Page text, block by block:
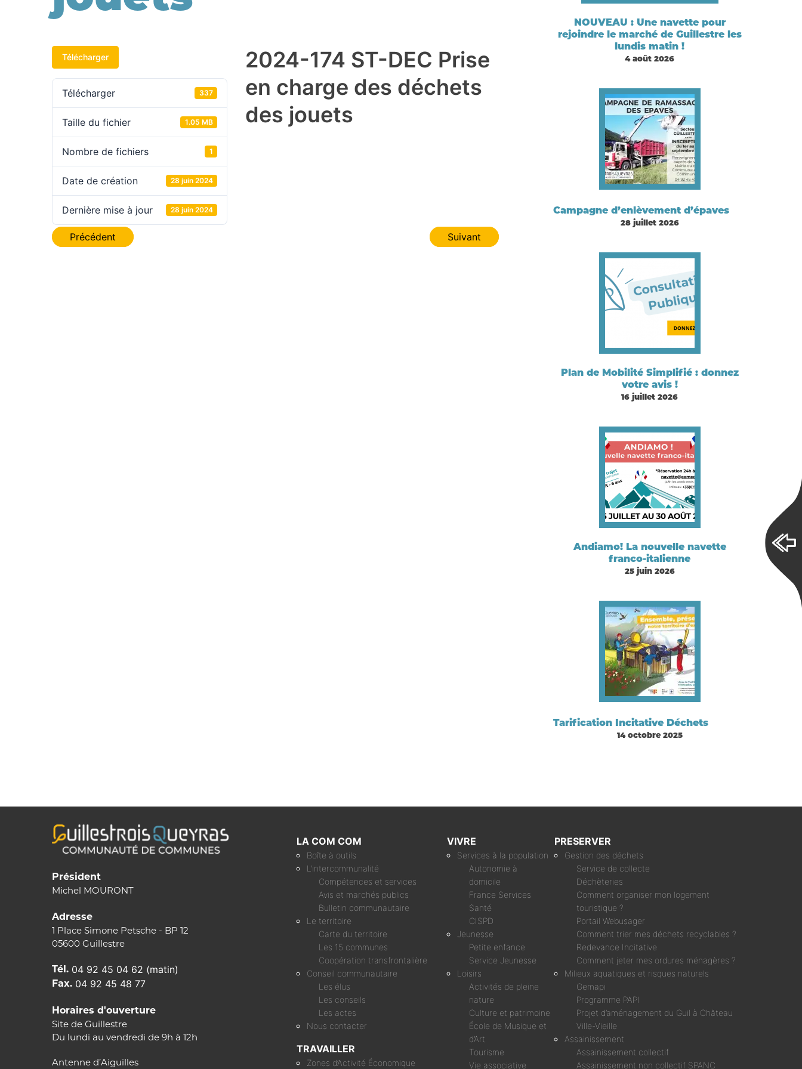
Télécharger
Télécharger 337
Taille du fichier 1.05 MB
Nombre de fichiers 1
Date de création 28 juin 2024
Dernière mise à jour 28 juin 2024
2024-174 ST-DEC Prise
en charge des déchets
des jouets
Navigation
Précédent Suivant
NOUVEAU : Une navette pour
rejoindre le marché de Guillestre les
lundis matin !
4 août 2026
Campagne d’enlèvement d’épaves
28 juillet 2026
Plan de Mobilité Simplifié : donnez
votre avis !
16 juillet 2026
Andiamo! La nouvelle navette
franco-italienne
25 juin 2026
Tarification Incitative Déchets
14 octobre 2025
Président
Michel MOURONT
Adresse
1 Place Simone Petsche - BP 12
05600 Guillestre
Tél. 04 92 45 04 62 (matin)
Fax. 04 92 45 48 77
Horaires d'ouverture
Site de Guillestre
Du lundi au vendredi de 9h à 12h
Antenne d’Aiguilles
LA COM COM
Boîte à outils
L’intercommunalité
Compétences et services
Avis et marchés publics
Bulletin communautaire
Le territoire
Carte du territoire
Les 15 communes
Coopération transfrontalière
Conseil communautaire
Les élus
Les conseils
Les actes
Nous contacter
TRAVAILLER
Zones d’Activité Économique
VIVRE
Services à la population
Autonomie à
domicile
France Services
Santé
CISPD
Jeunesse
Petite enfance
Service Jeunesse
Loisirs
Activités de pleine
nature
Culture et patrimoine
École de Musique et
d’Art
Tourisme
Vie associative
PRESERVER
Gestion des déchets
Service de collecte
Déchèteries
Comment organiser mon logement
touristique ?
Portail Webusager
Comment trier mes déchets recyclables ?
Redevance Incitative
Comment jeter mes ordures ménagères ?
Milieux aquatiques et risques naturels
Gemapi
Programme PAPI
Projet d’aménagement du Guil à Château
Ville-Vieille
Assainissement
Assainissement collectif
Assainissement non collectif SPANC